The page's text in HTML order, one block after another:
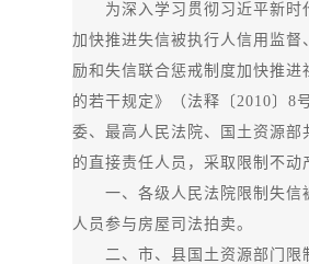
为深入学习贯彻习近平新时代
加快推进失信被执行人信用监
励和失信联合惩戒制度加快推
的若干规定》（法释〔2010〕8
委、最高人民法院、国土资源
的直接责任人员，采取限制不动
一、各级人民法院限制失信被
人员参与房屋司法拍卖。
二、市、县国土资源部门限制